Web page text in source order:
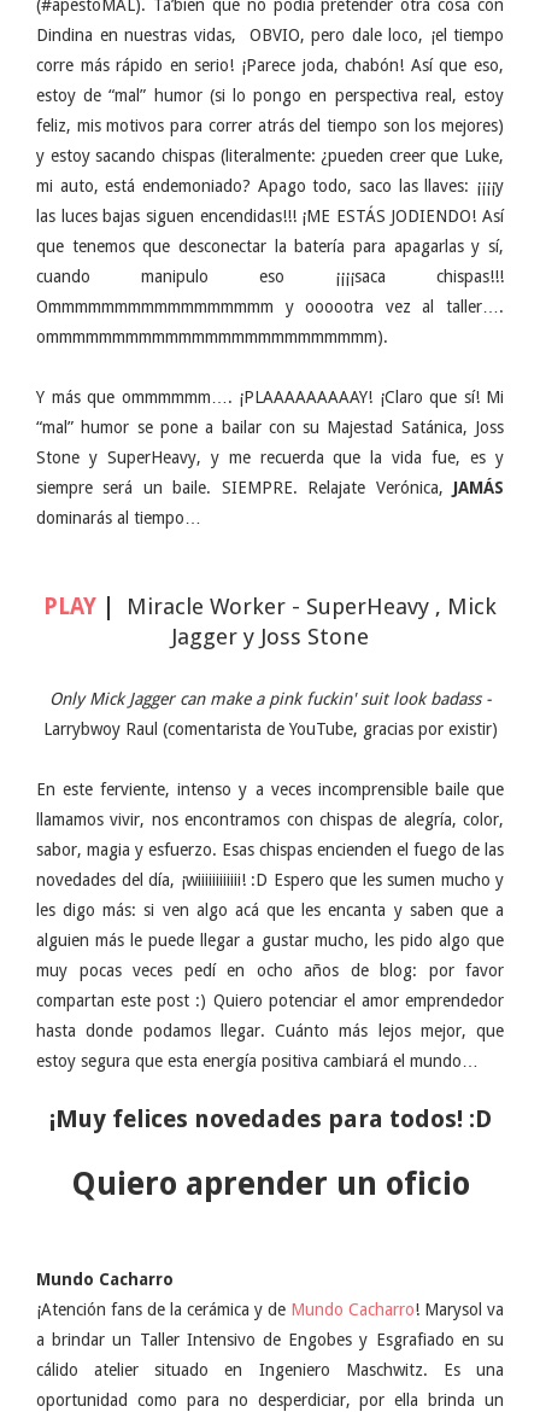
(#apestoMAL). Ta’bien que no podía pretender otra cosa con
Dindina en nuestras vidas, OBVIO, pero dale loco, ¡el tiempo
corre más rápido en serio! ¡Parece joda, chabón! Así que eso,
estoy de “mal” humor (si lo pongo en perspectiva real, estoy
feliz, mis motivos para correr atrás del tiempo son los mejores)
y estoy sacando chispas (literalmente: ¿pueden creer que Luke,
mi auto, está endemoniado? Apago todo, saco las llaves: ¡¡¡¡y
las luces bajas siguen encendidas!!! ¡ME ESTÁS JODIENDO! Así
que tenemos que desconectar la batería para apagarlas y sí,
cuando manipulo eso ¡¡¡¡saca chispas!!!
Ommmmmmmmmmmmmmmmm y oooootra vez al taller….
ommmmmmmmmmmmmmmmmmmmmmmmm).
Y más que ommmmmm…. ¡PLAAAAAAAAAY! ¡Claro que sí! Mi
“mal” humor se pone a bailar con su Majestad Satánica, Joss
Stone y SuperHeavy, y me recuerda que la vida fue, es y
siempre será un baile. SIEMPRE. Relajate Verónica, JAMÁS
dominarás al tiempo…
PLAY
Miracle Worker - SuperHeavy , Mick
Jagger y Joss Stone
Only Mick Jagger can make a pink fuckin' suit look badass -
Larrybwoy Raul (comentarista de YouTube, gracias por existir)
En este ferviente, intenso y a veces incomprensible baile que
llamamos vivir, nos encontramos con chispas de alegría, color,
sabor, magia y esfuerzo. Esas chispas encienden el fuego de las
novedades del día, ¡wiiiiiiiiiiii! :D Espero que les sumen mucho y
les digo más: si ven algo acá que les encanta y saben que a
alguien más le puede llegar a gustar mucho, les pido algo que
muy pocas veces pedí en ocho años de blog: por favor
compartan este post :) Quiero potenciar el amor emprendedor
hasta donde podamos llegar. Cuánto más lejos mejor, que
estoy segura que esta energía positiva cambiará el mundo…
¡Muy felices novedades para todos! :D
Quiero aprender un oficio
Mundo Cacharro
¡Atención fans de la cerámica y de Mundo Cacharro! Marysol va
a brindar un Taller Intensivo de Engobes y Esgrafiado en su
cálido atelier situado en Ingeniero Maschwitz. Es una
oportunidad como para no desperdiciar, por ella brinda un